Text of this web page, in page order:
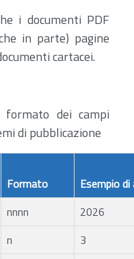
i documenti PDF
in parte) pagine
cartacei.
dei campi
di pubblicazione
Formato
Esempio di
nnnn
2026
n
3